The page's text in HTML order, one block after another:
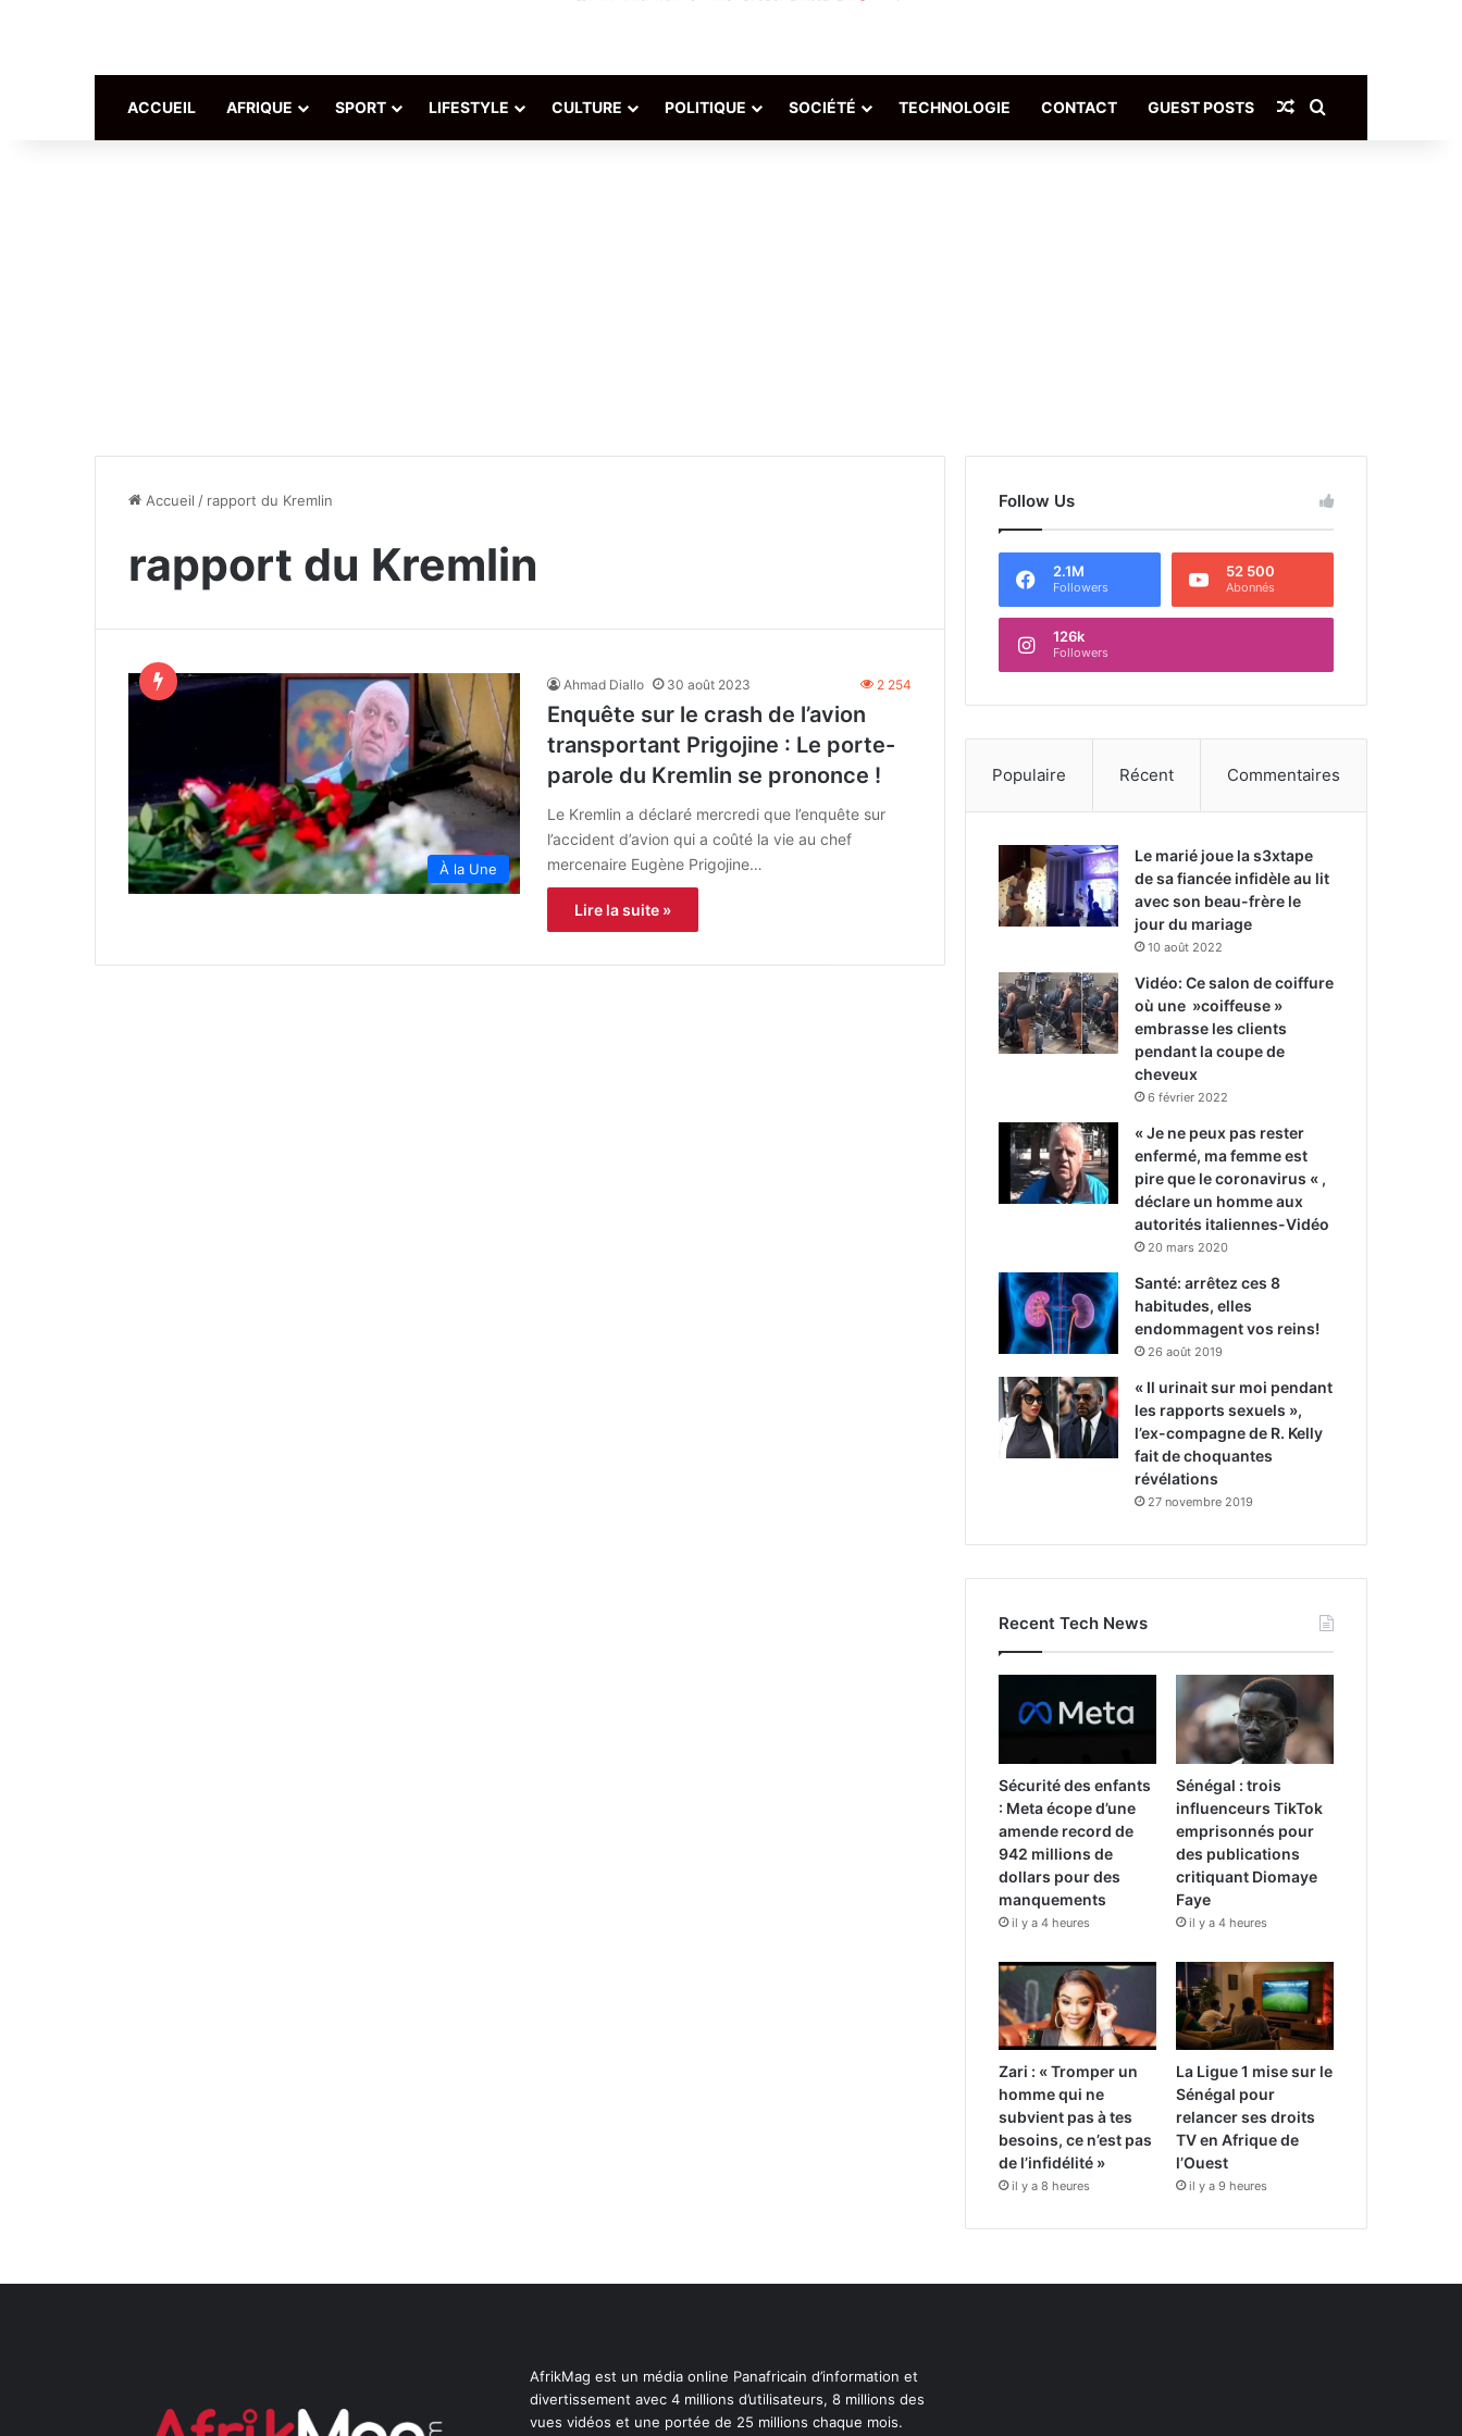
ACCUEIL AFRIQUE SPORT LIFESTYLE CULTURE POLITIQUE SOCIÉTÉ TECHNOLOGIE CONTACT GUEST POSTS Article Aléatoire
Accueil / rapport du Kremlin
rapport du Kremlin
À la Une
Ahmad Diallo 30 août 2023 2 254
Enquête sur le crash de l’avion
transportant Prigojine : Le porte-
parole du Kremlin se prononce !
Le Kremlin a déclaré mercredi que l’enquête sur
l’accident d’avion qui a coûté la vie au chef
mercenaire Eugène Prigojine…
Lire la suite »
Follow Us
2.1M
Followers
52 500
Abonnés
126k
Followers
Populaire Récent Commentaires
Le marié joue la s3xtape
de sa fiancée infidèle au lit
avec son beau-frère le
jour du mariage
10 août 2022
Vidéo: Ce salon de coiffure
où une »coiffeuse »
embrasse les clients
pendant la coupe de
cheveux
6 février 2022
« Je ne peux pas rester
enfermé, ma femme est
pire que le coronavirus « ,
déclare un homme aux
autorités italiennes-Vidéo
20 mars 2020
Santé: arrêtez ces 8
habitudes, elles
endommagent vos reins!
26 août 2019
« Il urinait sur moi pendant
les rapports sexuels »,
l’ex-compagne de R. Kelly
fait de choquantes
révélations
27 novembre 2019
Recent Tech News
Sécurité des enfants
: Meta écope d’une
amende record de
942 millions de
dollars pour des
manquements
il y a 4 heures
Sénégal : trois
influenceurs TikTok
emprisonnés pour
des publications
critiquant Diomaye
Faye
il y a 4 heures
Zari : « Tromper un
homme qui ne
subvient pas à tes
besoins, ce n’est pas
de l’infidélité »
il y a 8 heures
La Ligue 1 mise sur le
Sénégal pour
relancer ses droits
TV en Afrique de
l’Ouest
il y a 9 heures
AfrikMag est un média online Panafricain d’information et
divertissement avec 4 millions d’utilisateurs, 8 millions des
vues vidéos et une portée de 25 millions chaque mois.